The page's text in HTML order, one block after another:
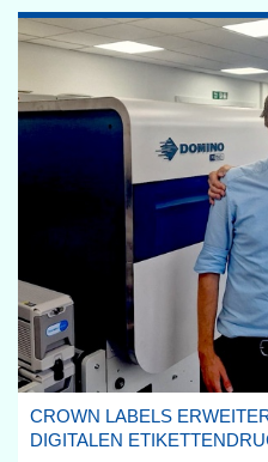
CROWN LABELS
DIGITALEN